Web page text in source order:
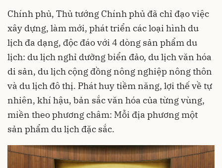
Chính phủ, Thủ tướng Chính phủ đã chỉ đạo việc
xây dựng, làm mới, phát triển các loại hình du
lịch đa dạng, độc đáo với 4 dòng sản phẩm du
lịch: du lịch nghỉ dưỡng biển đảo, du lịch văn hóa
di sản, du lịch cộng đồng nông nghiệp nông thôn
và du lịch đô thị. Phát huy tiềm năng, lợi thế về tự
nhiên, khí hậu, bản sắc văn hóa của từng vùng,
miền theo phương châm: Mỗi địa phương một
sản phẩm du lịch đặc sắc.